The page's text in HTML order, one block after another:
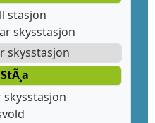
stasjon
skysstasjon
skysstasjon
skysstasjon